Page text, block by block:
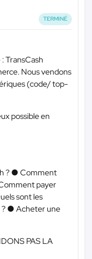
TERMINÉ
TransCash
Nous vendons
(code/ top-
possible en
? ● Comment
payer
sont les
? ● Acheter une
PAS LA